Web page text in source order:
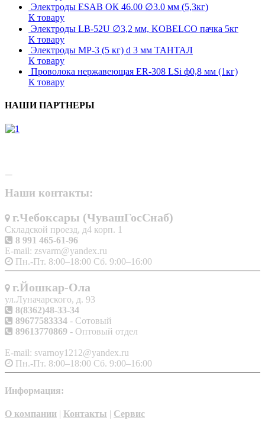
Электроды ESAB ОК 46.00 ∅3.0 мм (5,3кг)
К товару
Электроды LB-52U ∅3,2 мм, KOBELCO пачка 5кг
К товару
Электроды МР-3 (5 кг) d 3 мм ТАНТАЛ
К товару
Проволока нержавеющая ER-308 LSi ф0,8 мм (1кг)
К товару
НАШИ ПАРТНЕРЫ
Наши контакты:
г.Чебоксары (ЧувашГосСнаб)
Складской проезд, д4 корп. 1
8 991 465-61-96
E-mail: zsvarm@yandex.ru
Пн.-Пт. 8:00–18:00 Сб. 9:00–16:00
г.Йошкар-Ола
ул.Луначарского, д. 93
8(8362)48-33-34
89677583334 - Сотовый
89613770869 - Оптовый отдел
E-mail: svarnoy1212@yandex.ru
Пн.-Пт. 8:00–18:00 Сб. 9:00–16:00
Информация:
О компании | Контакты | Сервис